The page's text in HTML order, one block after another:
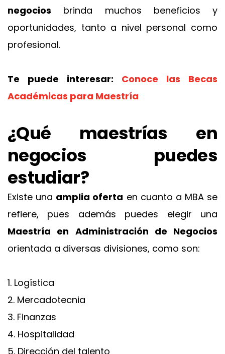
negocios brinda muchos beneficios y
oportunidades, tanto a nivel personal como
profesional.
Te puede interesar: Conoce las Becas
Académicas para Maestría
¿Qué maestrías en
negocios puedes
estudiar?
Existe una amplia oferta en cuanto a MBAse
refiere, pues además puedes elegir una
Maestría en Administración de Negocios
orientada a diversas divisiones, como son:
1. Logística
2. Mercadotecnia
3. Finanzas
4. Hospitalidad
5. Dirección del talento